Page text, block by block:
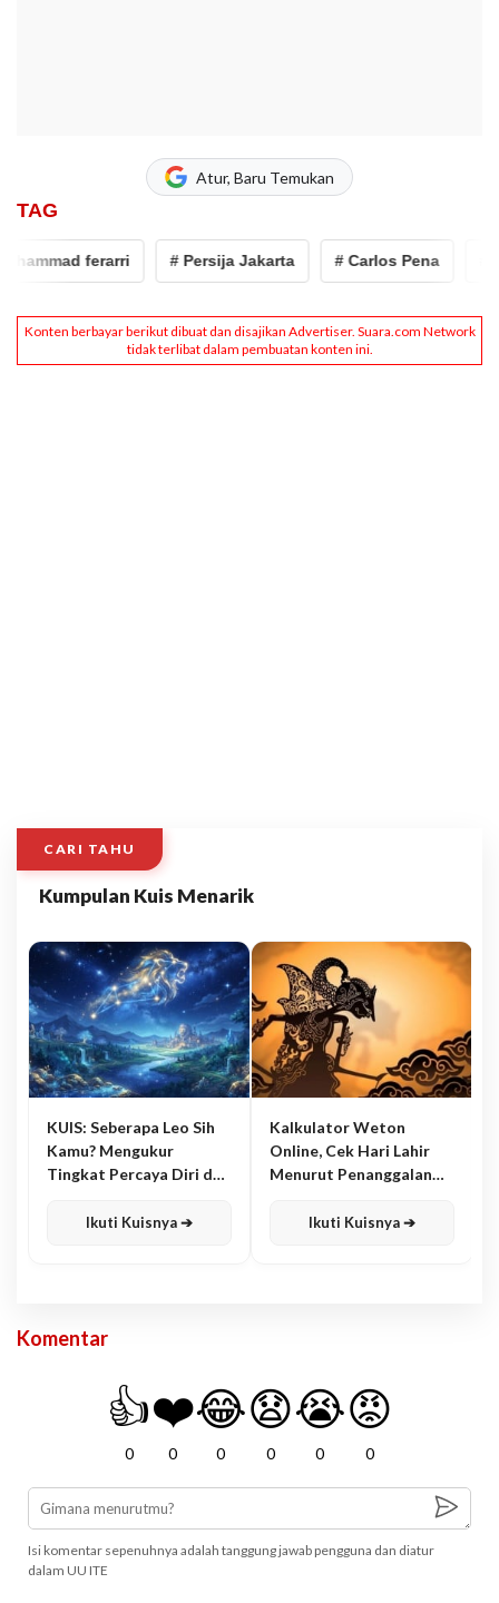
Atur, Baru Temukan
TAG
ferarri # Persija Jakarta # Carlos Pena
CARI TAHU
Kumpulan Kuis Menarik
KUIS: Seberapa Leo Sih
Kamu? Mengukur
Tingkat Percaya Diri dan
Ikuti Kuisnya ➔
Kalkulator Weton
Online, Cek Hari Lahir
Menurut Penanggalan
Ikuti Kuisnya ➔
Komentar
👍
0
❤️
0
😂
0
😧
0
😭
0
😡
0
Isi komentar sepenuhnya adalah tanggung jawab pengguna dan diatur
dalam UU ITE